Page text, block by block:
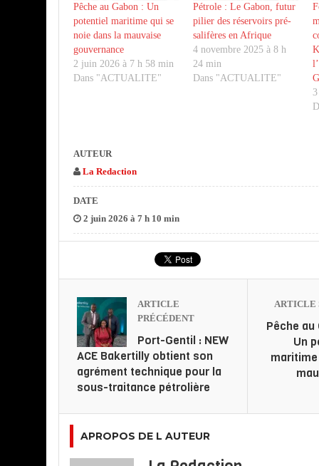
Pêche au Gabon : Un
potentiel maritime qui se
noie dans la mauvaise
gouvernance
2 juin 2026 à 7 h 58 min
Dans "ACTUALITE"
Pétrole : Le Gabon, futur
pilier des réservoirs pré-
salifères en Afrique
4 novembre 2025 à 8 h
24 min
Dans "ACTUALITE"
AUTEUR
La Redaction
DATE
2 juin 2026 à 7 h 10 min
ARTICLE
PRÉCÉDENT
Port-Gentil : NEW
ACE Bakertilly obtient son
agrément technique pour la
sous-traitance pétrolière
ARTICLE
Pêche au
Un
APROPOS DE L AUTEUR